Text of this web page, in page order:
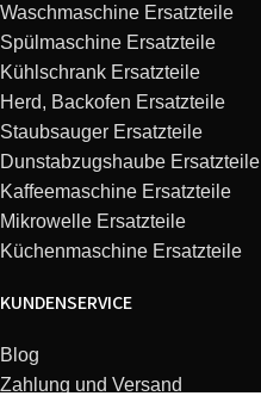
Waschmaschine Ersatzteile
Spülmaschine Ersatzteile
Kühlschrank Ersatzteile
Herd, Backofen Ersatzteile
Staubsauger Ersatzteile
Dunstabzugshaube Ersatzteile
Kaffeemaschine Ersatzteile
Mikrowelle Ersatzteile
Küchenmaschine Ersatzteile
KUNDENSERVICE
Blog
Zahlung und Versand